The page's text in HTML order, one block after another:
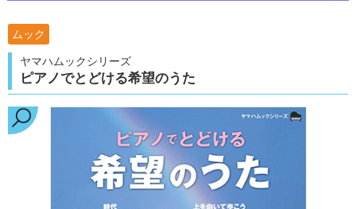
ムック
ヤマハムックシリーズ
ピアノでとどける希望のうた